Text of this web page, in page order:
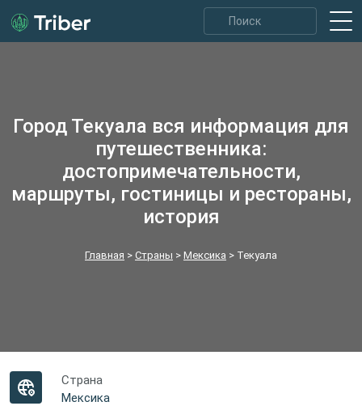
Город Текуала вся информация для
путешественника:
достопримечательности,
маршруты, гостиницы и рестораны,
история
Главная > Страны > Мексика > Текуала
Страна
Мексика